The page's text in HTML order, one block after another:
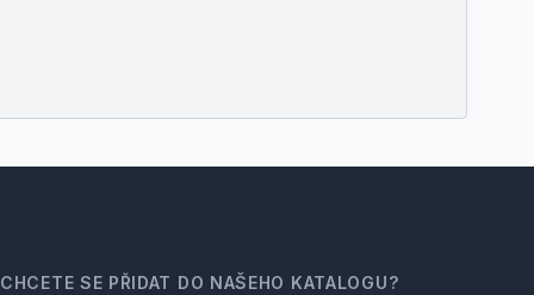
CHCETE SE PŘIDAT DO NAŠEHO KATALOGU?